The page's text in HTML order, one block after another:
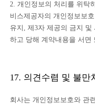
2. 개인정보의 처리를 위탁
비스제공자의 개인정보보
유지, 제3자 제공의 금지
하고 당해 계약내용을 서면
17. 의견수렴 및 불만
회사는 개인정보보호와 관